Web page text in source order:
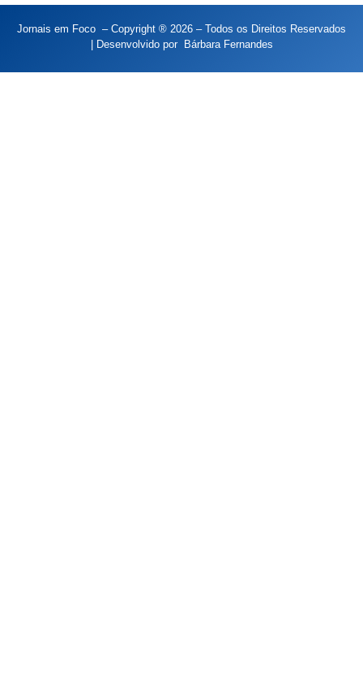
Jornais em Foco – Copyright ® 2026 – Todos os Direitos Reservados
| Desenvolvido por
Bárbara Fernandes